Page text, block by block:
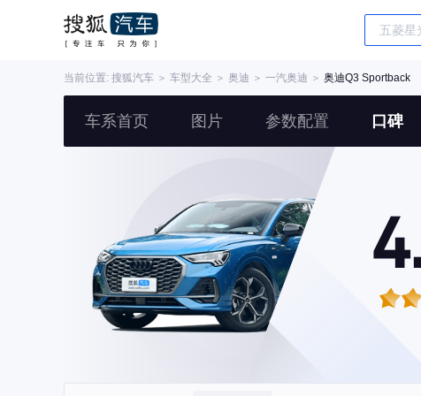
当前位置: 搜狐汽车 ＞ 车型大全 ＞ 奥迪 ＞ 一汽奥迪 ＞ 奥迪Q3 Sportback
车系首页 图片 参数配置 口碑